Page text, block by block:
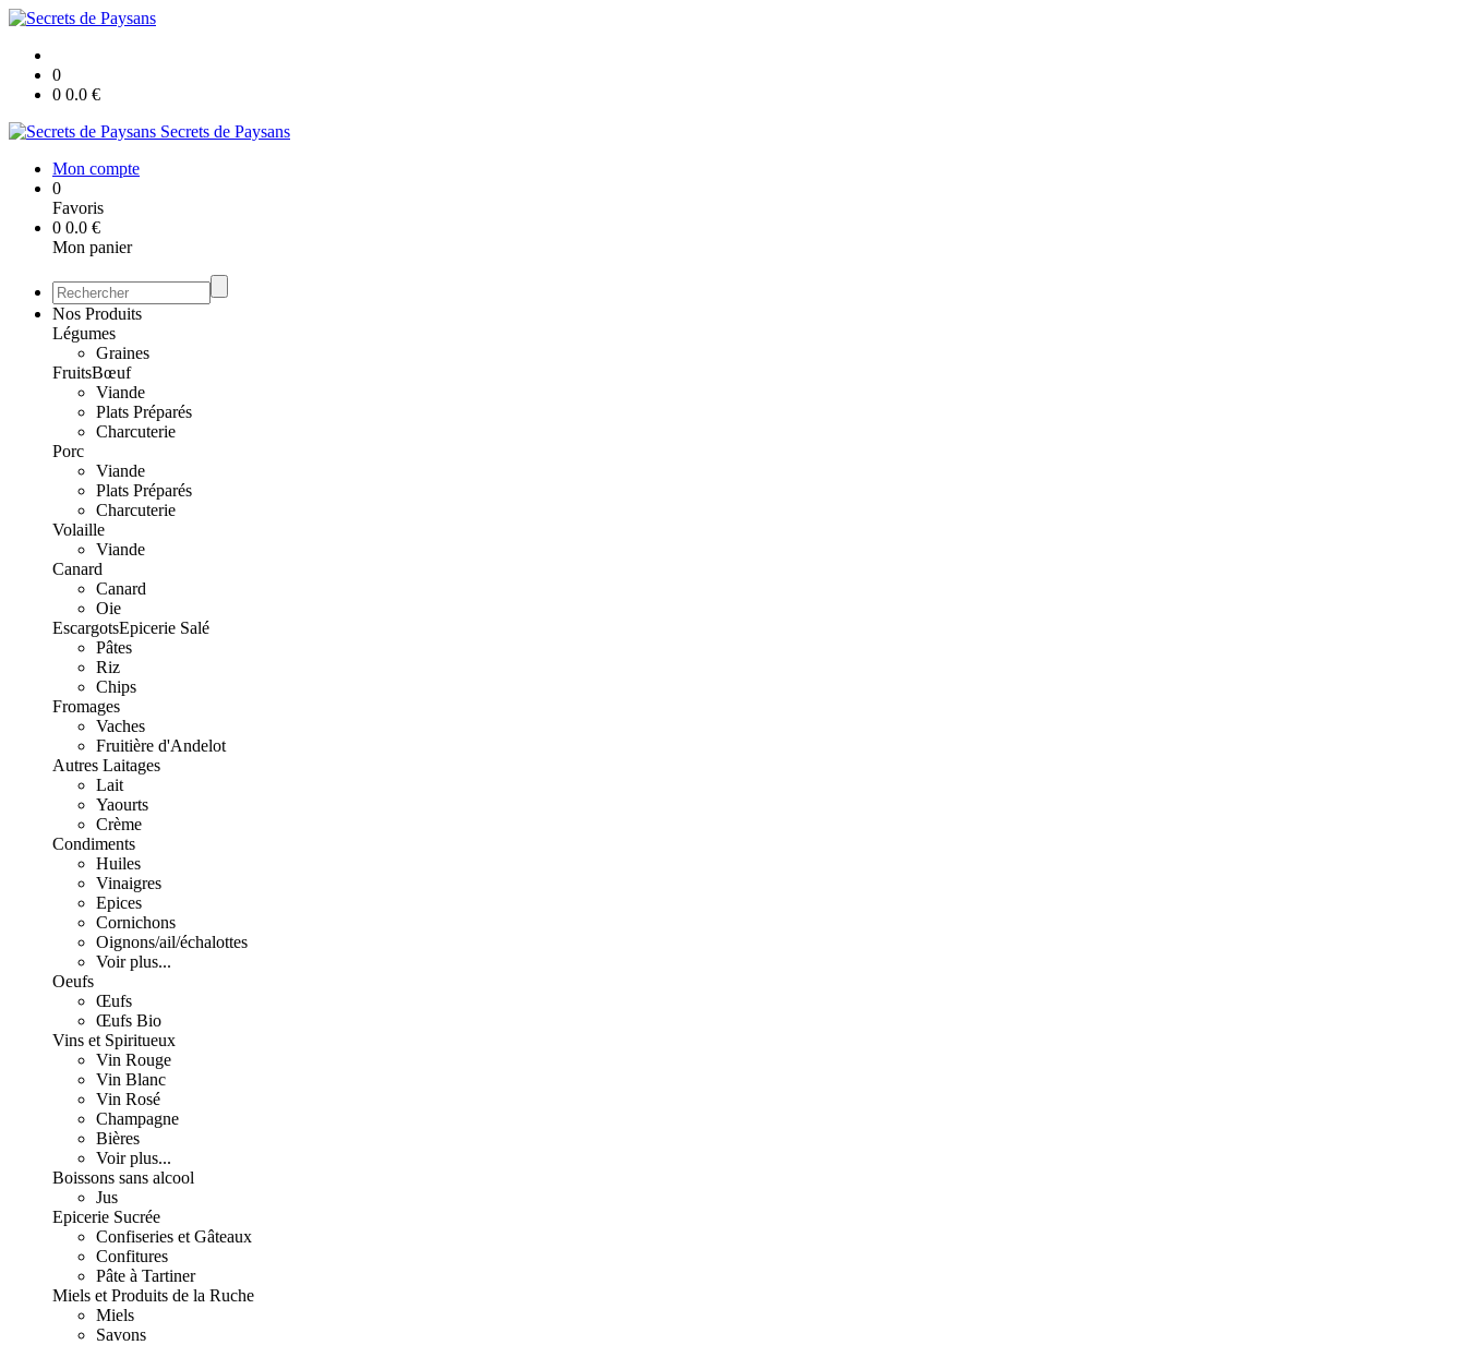
0
0 0.0 €
Secrets de Paysans
Mon compte
0
Favoris
0 0.0 €
Mon panier
Nos Produits
Légumes
Graines
FruitsBœuf
Viande
Plats Préparés
Charcuterie
Porc
Viande
Plats Préparés
Charcuterie
Volaille
Viande
Canard
Canard
Oie
EscargotsEpicerie Salé
Pâtes
Riz
Chips
Fromages
Vaches
Fruitière d'Andelot
Autres Laitages
Lait
Yaourts
Crème
Condiments
Huiles
Vinaigres
Epices
Cornichons
Oignons/ail/échalottes
Voir plus...
Oeufs
Œufs
Œufs Bio
Vins et Spiritueux
Vin Rouge
Vin Blanc
Vin Rosé
Champagne
Bières
Voir plus...
Boissons sans alcool
Jus
Epicerie Sucrée
Confiseries et Gâteaux
Confitures
Pâte à Tartiner
Miels et Produits de la Ruche
Miels
Savons